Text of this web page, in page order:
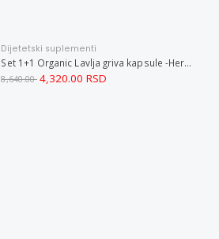
Dijetetski suplementi
Set 1+1 Organic Lavlja griva kapsule -Hericium ekstrakt 60
8,640.00 4,320.00 RSD